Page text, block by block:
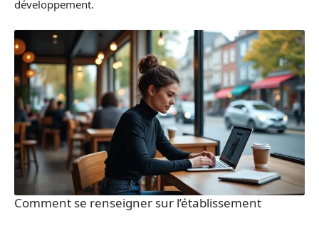
développement.
Comment se renseigner sur l’établissement